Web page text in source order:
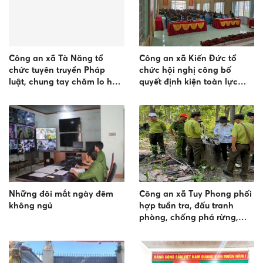
Công an xã Tà Năng tổ
chức tuyên truyền Pháp
luật, chung tay chăm lo học
Công an xã Kiến Đức tổ
chức hội nghị công bố
quyết định kiện toàn lực
ninh trật tự ở cơ sở
Những đôi mắt ngày đêm
không ngủ
Công an xã Tuy Phong phối
hợp tuần tra, đấu tranh
phòng, chống phá rừng,
chiếm đất rừng trên địa bàn